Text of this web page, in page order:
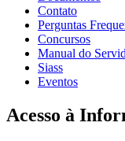
Contato
Perguntas
Concursos
Manual do
Siass
Eventos
Acesso à